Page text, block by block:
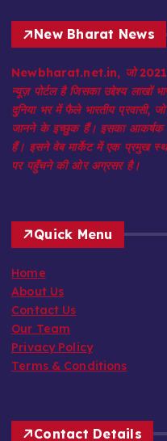
New Bharat News
Newbharat.net.in, जो 2021 में
न्यूज़ पोर्टल है जिसका उद्देश्य लाखों
दुनिया भर में फैले भारतीय प्रवासी,
जानने के इच्छुक हैं। इसका आकर्षक
हैं। इसने वेब मार्केट में एक प्रमुख
पर पहुँचने की ओर अग्रसर है।
Quick Menu
Home
About Us
Contact Us
Our Team
Privacy Policy
Terms & Conditions
Contact Details